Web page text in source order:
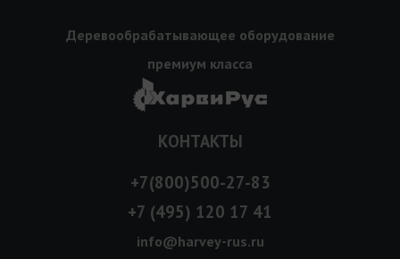
Деревообрабатывающее оборудование
премиум класса
КОНТАКТЫ
+7(800)500-27-83
+7 (495) 120 17 41
info@harvey-rus.ru